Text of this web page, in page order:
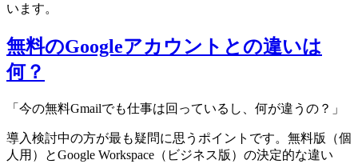
います。
無料のGoogleアカウントとの違いは
何？
「今の無料Gmailでも仕事は回っているし、何が違うの？」
導入検討中の方が最も疑問に思うポイントです。無料版（個
人用）とGoogle Workspace（ビジネス版）の決定的な違い